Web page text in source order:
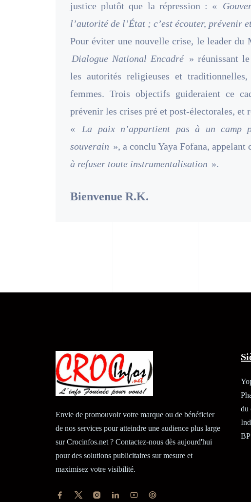
justice plutôt que la répression : «
l’autorité de l’État ; c’est écouter, prévenir
Pour éviter une nouvelle crise, le leader du
Dialogue National Encadré » réunissant
les autorités religieuses et
femmes. Trois objectifs guideraient ce
prévenir les crises pré et post-électorales, et
«
La paix n’appartient pas à un camp
souverain », a conclu Yaya Fofana, appelant
à refuser toute instrumentalisation ».
Bienvenue R.K.
Envie de promouvoir votre marque ou de bénéficier
de nos services pour atteindre une audience plus large
sur Crocinfos.net ? Contactez-nous dès aujourd'hui
pour des solutions publicitaires sur mesure et
maximisez votre visibilité.
du